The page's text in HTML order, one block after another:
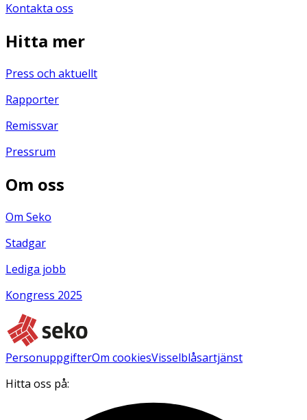
Kontakta oss
Hitta mer
Press och aktuellt
Rapporter
Remissvar
Pressrum
Om oss
Om Seko
Stadgar
Lediga jobb
Kongress 2025
PersonuppgifterOm cookiesVisselblåsartjänst
Hitta oss på: